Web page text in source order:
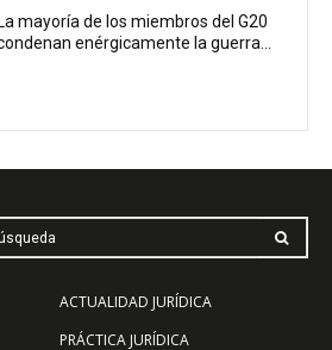
La mayoría de los miembros del G20
enérgicamente la guerra...
ACTUALIDAD JURÍDICA
PRÁCTICA JURÍDICA